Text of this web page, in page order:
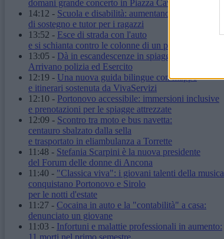
domani grande concerto in Piazza Cavour
14:12 - Scuola e disabilità: aumentano ore
di sostegno e tutor per i ragazzi
13:52 - Esce di strada con l'auto
e si schianta contro le colonne di un palazzo
13:05 - Dà in escandescenze in spiaggia al Passetto.
Arrivano polizia ed Esercito
12:19 - Una nuova guida bilingue con mappe
e itinerari sostenuta da VivaServizi
12:10 - Portonovo accessibile: immersioni inclusive
e prenotazioni per le spiagge attrezzate
12:09 - Scontro tra moto e bus navetta:
centauro sbalzato dalla sella
e trasportato in eliambulanza a Torrette
11:48 - Stefania Scarpini è la nuova presidente
del Forum delle donne di Ancona
11:40 - "Classica viva": i giovani talenti della musica
conquistano Portonovo e Sirolo
per le notti d'estate
11:27 - Cocaina in auto e la "contabilità" a casa:
denunciato un giovane
11:03 - Infortuni e malattie professionali in aumento: